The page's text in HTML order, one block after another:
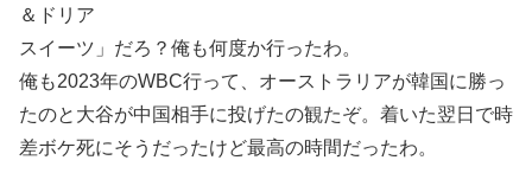
＆ドリア
スイーツ」だろ？俺も何度か行ったわ。
俺も2023年のWBC行って、オーストラリアが韓国に勝っ
たのと大谷が中国相手に投げたの観たぞ。着いた翌日で時
差ボケ死にそうだったけど最高の時間だったわ。